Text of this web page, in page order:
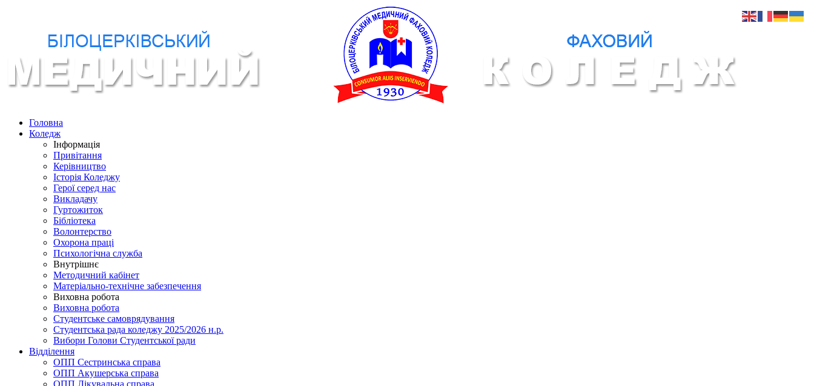
Головна
Коледж
Інформація
Привітання
Керівництво
Історія Коледжу
Герої серед нас
Викладачу
Гуртожиток
Бібліотека
Волонтерство
Охорона праці
Психологічна служба
Внутрішнє
Методичний кабінет
Матеріально-технічне забезпечення
Виховна робота
Виховна робота
Студентське самоврядування
Студентська рада коледжу 2025/2026 н.р.
Вибори Голови Студентської ради
Відділення
ОПП Сестринська справа
ОПП Акушерська справа
ОПП Лікувальна справа